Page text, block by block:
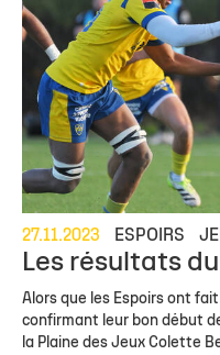
27.11.2023 ESPOIRS
Les résultats
Alors que les Espoirs ont
confirmant leur bon début
la Plaine des Jeux Colette